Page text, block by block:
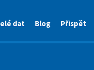
dat Blog Přispět